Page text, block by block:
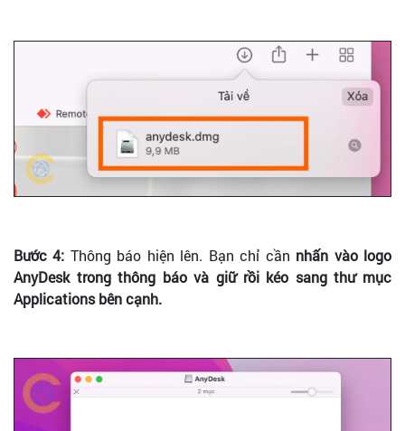
Bước 4: Thông báo hiện lên. Bạn chỉ cần nhấn vào logo
AnyDesk trong thông báo và giữ rồi kéo sang thư mục
Applications bên cạnh.